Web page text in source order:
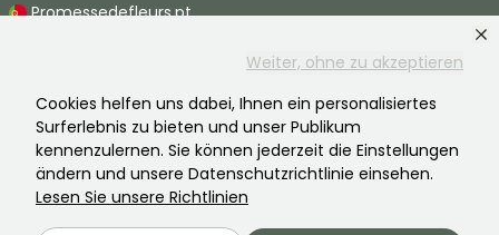
Weiter, ohne zu akzeptieren
Cookies helfen uns dabei, Ihnen ein personalisiertes
Surferlebnis zu bieten und unser Publikum
kennenzulernen. Sie können jederzeit die Einstellungen
ändern und unsere Datenschutzrichtlinie einsehen.
Lesen Sie unsere Richtlinien
Promessedefleurs.pt
Promessedefleurs.be
Promessedefleurs.ch